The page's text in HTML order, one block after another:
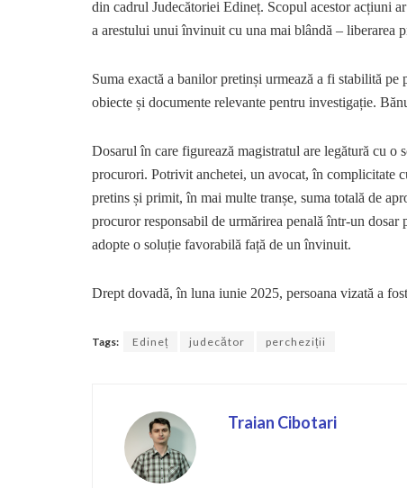
din cadrul Judecătoriei Edineț. Scopul acestor acțiuni
a arestului unui învinuit cu una mai blândă – liberarea
Suma exactă a banilor pretinși urmează a fi stabilită
obiecte și documente relevante pentru investigație.
Dosarul în care figurează magistratul are legătură cu
procurori. Potrivit anchetei, un avocat, în complicitate
pretins și primit, în mai multe tranșe, suma totală de
procuror responsabil de urmărirea penală într-un
adopte o soluție favorabilă față de un învinuit.
Drept dovadă, în luna iunie 2025, persoana vizată a
Tags: Edineț judecător percheziții
Traian Cibotari